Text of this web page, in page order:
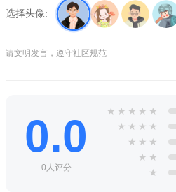
技能强区、电子书屋、干部教育
我的积分、入会状态、电子会员
建议反馈技能提升
【软件特色】
选择头像:
请文明发言，遵守社区规范
0.0
0人评分
★ ★ ★ ★ ★
★ ★ ★ ★
★ ★ ★
★ ★
★